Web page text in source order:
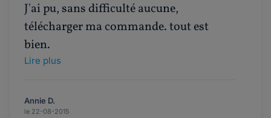
J'ai pu, sans difficulté aucune,
télécharger ma commande. tout est
bien.
Lire plus
Annie D.
le 22-08-2015